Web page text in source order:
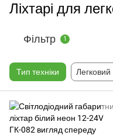
Ліхтарі для
Фільтр 1
Тип техніки Легковий